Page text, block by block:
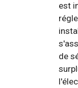
est
de